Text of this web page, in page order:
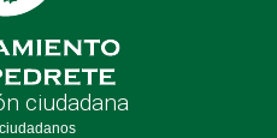
ciudadana